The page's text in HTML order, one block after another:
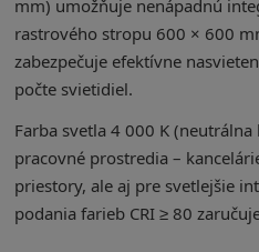
mm) umožňuje nenápadnú
rastrového stropu 600 × 600
zabezpečuje efektívne
počte svietidiel.
Farba svetla 4 000 K
pracovné prostredia –
priestory, ale aj pre svetlejšie
podania farieb CRI ≥ 80